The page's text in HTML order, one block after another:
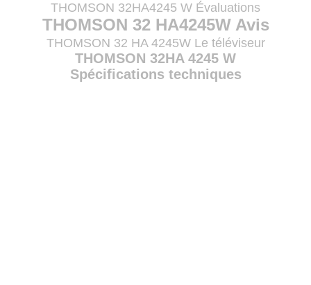
THOMSON 32HA4245 W Évaluations
THOMSON 32 HA4245W Avis
THOMSON 32 HA 4245W Le téléviseur
THOMSON 32HA 4245 W
Spécifications techniques